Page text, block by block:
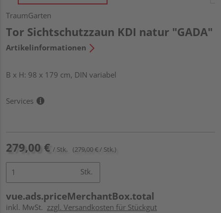
TraumGarten
Tor Sichtschutzzaun KDI natur "GADA"
Artikelinformationen
B x H: 98 x 179 cm, DIN variabel
Services
279,00 € / Stk. (279,00 € / Stk.)
Stk.
vue.ads.priceMerchantBox.total
inkl. MwSt. zzgl. Versandkosten für Stückgut